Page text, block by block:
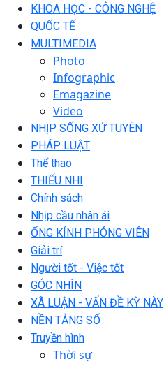
KHOA HỌC - CÔNG NGHỆ
QUỐC TẾ
MULTIMEDIA
Photo
Infographic
Emagazine
Video
NHỊP SỐNG XỨ TUYÊN
PHÁP LUẬT
Thể thao
THIẾU NHI
Chính sách
Nhịp cầu nhân ái
ỐNG KÍNH PHÓNG VIÊN
Giải trí
Người tốt - Việc tốt
GÓC NHÌN
XÃ LUẬN - VẤN ĐỀ KỲ NÀY
NỀN TẢNG SỐ
Truyền hình
Thời sự